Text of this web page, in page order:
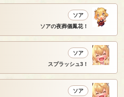
ソア
ソアの夜葬儀鳳花！
ソア
スプラッシュ3！
ソア